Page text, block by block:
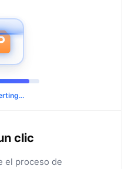
clic
el proceso de